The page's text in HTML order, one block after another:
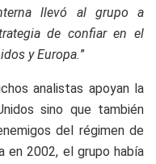
llevó al grupo a
de confiar en el
y Europa.”
analistas apoyan la
sino que también
del régimen de
en 2002, el grupo había